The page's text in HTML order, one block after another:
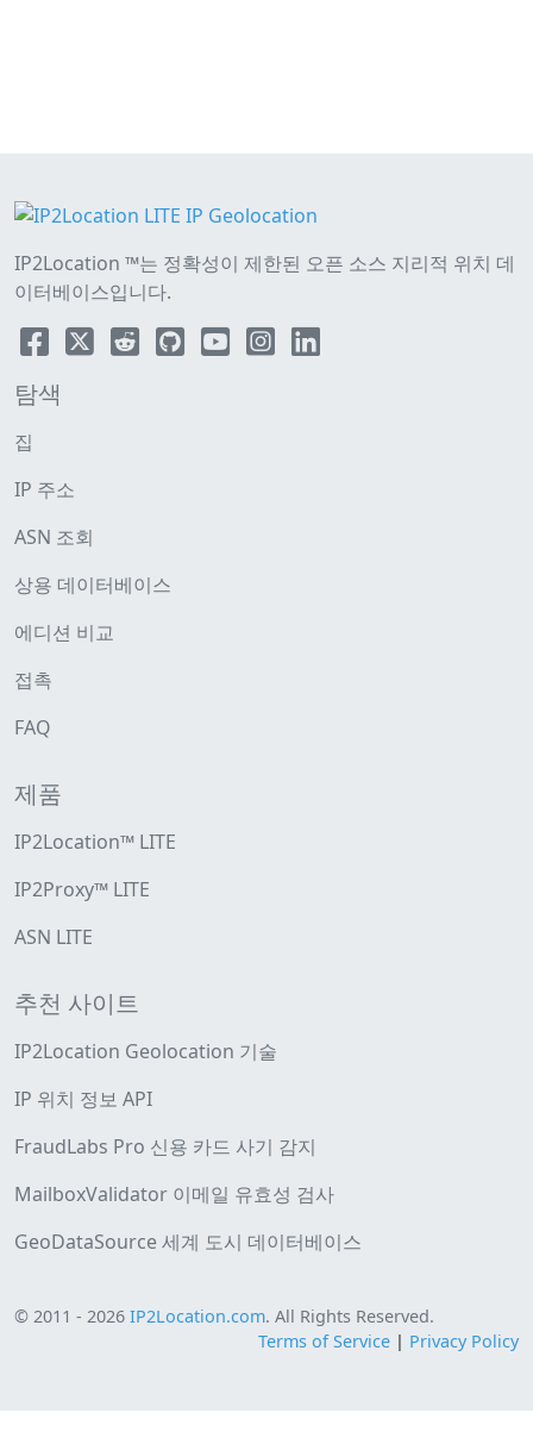
IP2Location ™는 정확성이 제한된 오픈 소스 지리적 위치 데
이터베이스입니다.
탐색
집
IP 주소
ASN 조회
상용 데이터베이스
에디션 비교
접촉
FAQ
제품
IP2Location™ LITE
IP2Proxy™ LITE
ASN LITE
추천 사이트
IP2Location Geolocation 기술
IP 위치 정보 API
FraudLabs Pro 신용 카드 사기 감지
MailboxValidator 이메일 유효성 검사
GeoDataSource 세계 도시 데이터베이스
© 2011 - 2026 IP2Location.com. All Rights Reserved.
Terms of Service | Privacy Policy